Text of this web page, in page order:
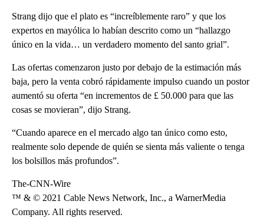
Strang dijo que el plato es “increíblemente raro” y que los
expertos en mayólica lo habían descrito como un “hallazgo
único en la vida… un verdadero momento del santo grial”.
Las ofertas comenzaron justo por debajo de la estimación más
baja, pero la venta cobró rápidamente impulso cuando un postor
aumentó su oferta “en incrementos de £ 50.000 para que las
cosas se movieran”, dijo Strang.
“Cuando aparece en el mercado algo tan único como esto,
realmente solo depende de quién se sienta más valiente o tenga
los bolsillos más profundos”.
The-CNN-Wire
™ & © 2021 Cable News Network, Inc., a WarnerMedia
Company. All rights reserved.